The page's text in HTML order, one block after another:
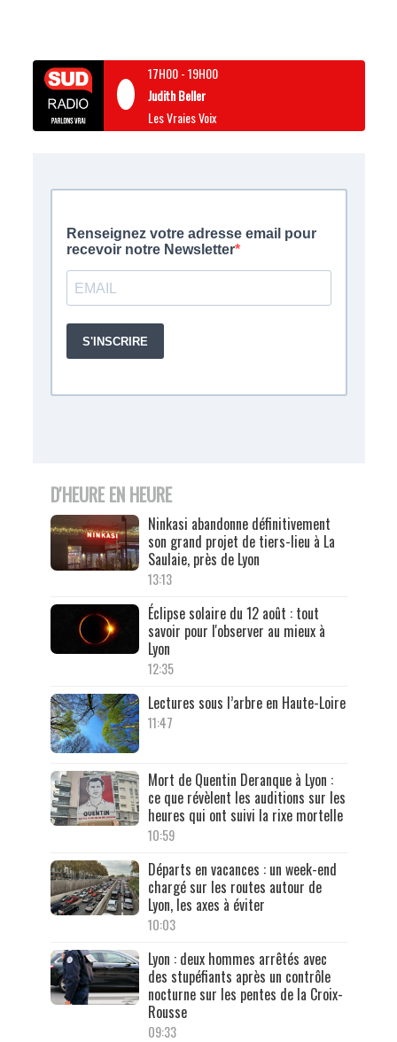
17H00-19H00
Judith Beller
Les Vraies Voix
D'HEURE EN HEURE
Ninkasi abandonne définitivement
son grand projet de tiers-lieu à La
Saulaie, près de Lyon
13:13
Éclipse solaire du 12 août : tout
savoir pour l'observer au mieux à
Lyon
12:35
Lectures sous l’arbre en Haute-Loire
11:47
Mort de Quentin Deranque à Lyon :
ce que révèlent les auditions sur les
heures qui ont suivi la rixe mortelle
10:59
Départs en vacances : un week-end
chargé sur les routes autour de
Lyon, les axes à éviter
10:03
Lyon : deux hommes arrêtés avec
des stupéfiants après un contrôle
nocturne sur les pentes de la Croix-
Rousse
09:33